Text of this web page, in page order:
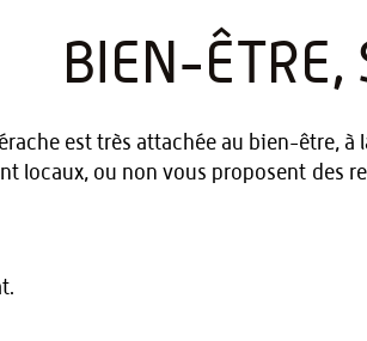
BIEN-ÊTRE,
est très attachée au bien-être,
locaux, ou non vous proposent des